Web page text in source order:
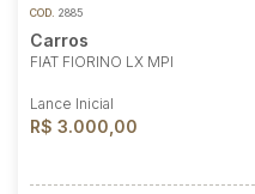
COD. 2885
Carros
FIAT FIORINO LX MPI
Lance Inicial
R$ 3.000,00